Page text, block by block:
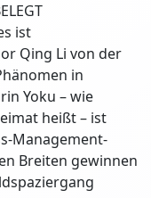
ist
Qing Li von der
in
Yoku – wie
heißt – ist
Management-
Breiten gewinnen